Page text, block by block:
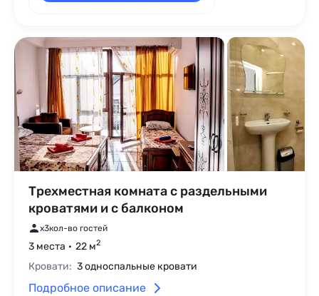
Трехместная комната с раздельными
кроватями и с балконом
x3кол-во гостей
3 места 22 м2
Кровати: 3 односпальные кровати
Подробное описание